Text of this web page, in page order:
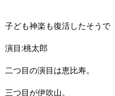
子ども神楽も復活したそうで
演目:桃太郎
二つ目の演目は恵比寿。
三つ目が伊吹山。